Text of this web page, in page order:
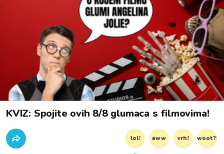
KVIZ: Spojite ovih 8/8 glumaca s filmovima!
lol! aww vrh! woot?!